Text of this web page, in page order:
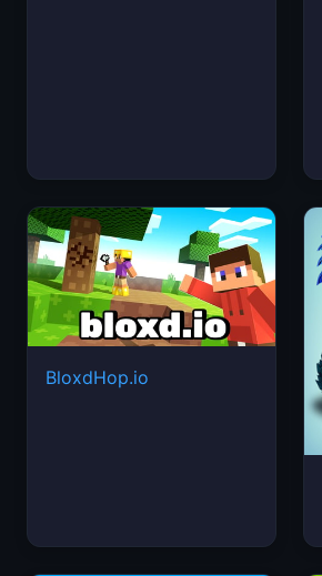
BloxdHop.io